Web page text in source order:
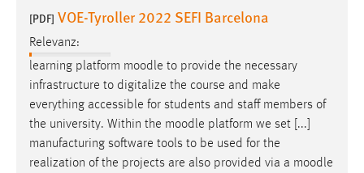
[PDF] VOE-Tyroller 2022 SEFI Barcelona
Relevanz:
learning platform moodle to provide the necessary
infrastructure to digitalize the course and make
everything accessible for students and staff members of
the university. Within the moodle platform we set [...]
manufacturing software tools to be used for the
realization of the projects are also provided via a moodle